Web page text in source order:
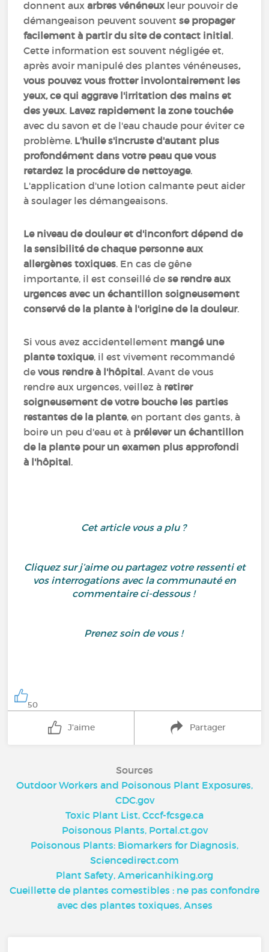
donnent auxarbres vénéneuxleur pouvoir de
démangeaison peuvent souventse propager
facilement à partir du site de contact initial.
Cette information est souvent négligée et,
après avoir manipulé des plantes vénéneuses,
vous pouvez vous frotter involontairement les
yeux, ce qui aggrave l'irritation des mains et
des yeux. Lavez rapidement la zone touchée
avec du savon et de l'eau chaude pour éviter ce
problème. L'huile s'incruste d'autant plus
profondément dans votre peau que vous
retardez la procédure de nettoyage.
L'application d'une lotion calmante peut aider
à soulager les démangeaisons.
Le niveau de douleur et d'inconfort dépend de
la sensibilité de chaque personne aux
allergènes toxiques. En cas de gêne
importante, il est conseillé dese rendre aux
urgences avec un échantillon soigneusement
conservé de la plante à l'origine de la douleur.
Si vous avez accidentellement mangé une
plante toxique, il est vivement recommandé
devous rendre à l'hôpital. Avant de vous
rendre aux urgences, veillez à retirer
soigneusement de votre bouche les parties
restantes de la plante, en portant des gants, à
boire un peu d'eau et à prélever un échantillon
de la plante pour un examen plus approfondi
à l'hôpital.
Cet article vous a plu ?
Cliquez sur j’aime ou partagez votre ressenti et
vos interrogations avec la communauté en
commentaire ci-dessous !
Prenez soin de vous !
50
J'aime Partager
Sources
Outdoor Workers and Poisonous Plant Exposures,
CDC.gov
Toxic Plant List, Cccf-fcsge.ca
Poisonous Plants, Portal.ct.gov
Poisonous Plants: Biomarkers for Diagnosis,
Sciencedirect.com
Plant Safety, Americanhiking.org
Cueillette de plantes comestibles : ne pas confondre
avec des plantes toxiques, Anses